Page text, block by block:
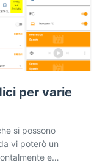
per varie
si possono
vi poterò un
e…